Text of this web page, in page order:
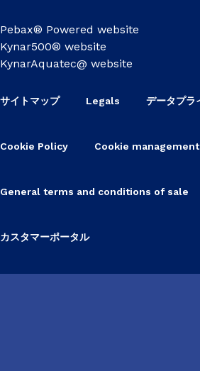
Pebax® Powered website
Kynar500® website
KynarAquatec@ website
サイトマップ Legals データプラ
Cookie Policy Cookie management
General terms and conditions of sale
カスタマーポータル